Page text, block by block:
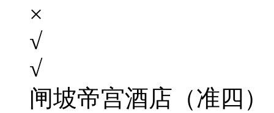
×
√
√
闸坡帝宫酒店（准四）